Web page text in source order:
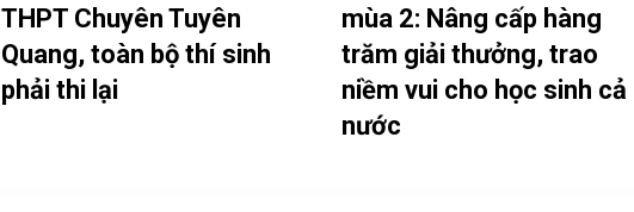
THPT Chuyên Tuyên
Quang, toàn bộ thí sinh
phải thi lại
mùa 2: Nâng cấp hàng
trăm giải thưởng, trao
niềm vui cho học sinh cả
nước